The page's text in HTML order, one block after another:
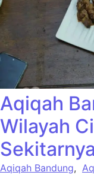
Aqiqah
Wilayah
Sekitarnya
Aqiqah Bandung,